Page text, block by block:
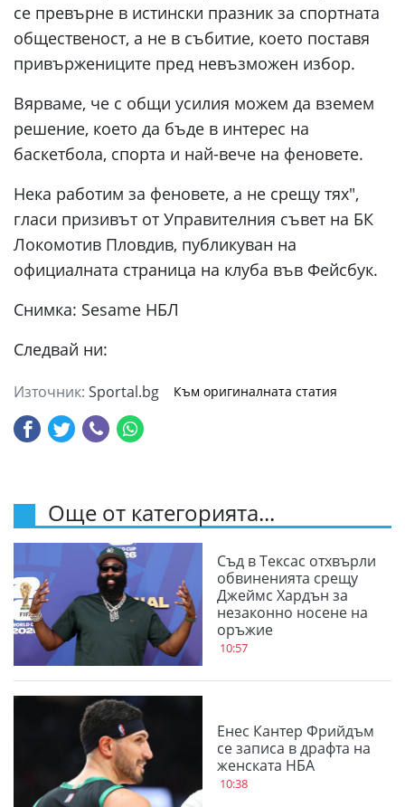
се превърне в истински празник за спортната
общественост, а не в събитие, което поставя
привържениците пред невъзможен избор.
Вярваме, че с общи усилия можем да вземем
решение, което да бъде в интерес на
баскетбола, спорта и най-вече на феновете.
Нека работим за феновете, а не срещу тях",
гласи призивът от Управителния съвет на БК
Локомотив Пловдив, публикуван на
официалната страница на клуба във Фейсбук.
Снимка: Sesame НБЛ
Следвай ни:
Източник: Sportal.bg Към оригиналната статия
Още от категорията...
Съд в Тексас отхвърли
обвиненията срещу
Джеймс Хардън за
незаконно носене на
оръжие
10:57
Енес Кантер Фрийдъм
се записа в драфта на
женската НБА
10:38